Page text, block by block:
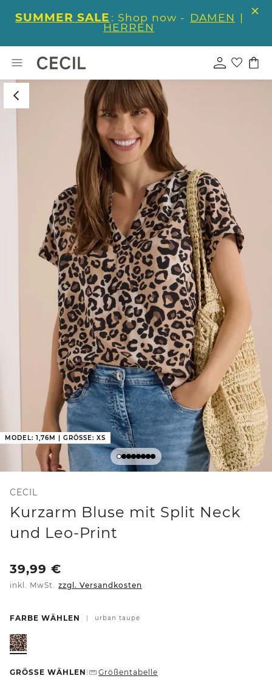
SUMMER SALE : Shop now - DAMEN |
HERREN
MODEL: 1,76M | GRÖSSE: XS
CECIL
Kurzarm Bluse mit Split Neck
und Leo-Print
39,99 €
inkl. MwSt. zzgl. Versandkosten
FARBE WÄHLEN urban taupe
GRÖSSE WÄHLEN Größentabelle